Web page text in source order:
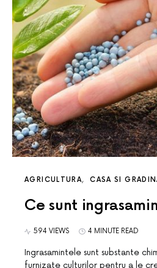
AGRICULTURA CASA SI
Ce sunt
594 VIEWS 4 MINUTE READ
Ingrasamintele sunt substante
furnizate culturilor pentru a le